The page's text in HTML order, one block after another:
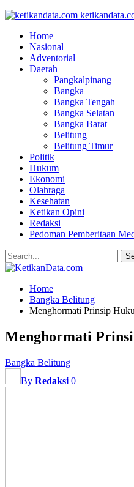
Home
Nasional
Adventorial
Daerah
Pangkalpinang
Bangka
Bangka Tengah
Bangka Selatan
Bangka Barat
Belitung
Belitung Timur
Politik
Hukum
Ekonomi
Olahraga
Kesehatan
Ketikan Opini
Redaksi
Pedoman Pemberitaan
Home
Bangka Belitung
Menghormati Prinsip
Menghormati
Bangka Belitung
By Redaksi 0